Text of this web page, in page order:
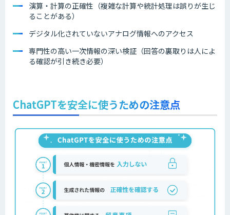
演算・計算の正確性（複雑な計算や統計処理は誤りが生じ
ることがある）
デジタル化されていないアナログ情報へのアクセス
専門性の高い一次情報の深い検証（回答の裏取りは人によ
る確認が引き続き必要）
ChatGPTを安全に使うための注意点